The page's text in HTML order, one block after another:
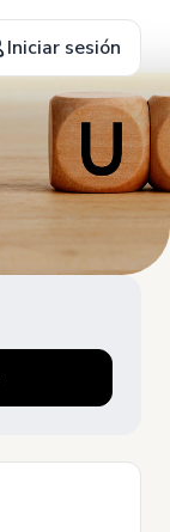
Iniciar sesión